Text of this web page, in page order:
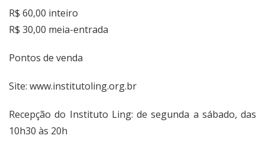
R$ 60,00 inteiro
R$ 30,00 meia-entrada
Pontos de venda
Site: www.institutoling.org.br
Recepção do Instituto Ling: de segunda a sábado, das
10h30 às 20h